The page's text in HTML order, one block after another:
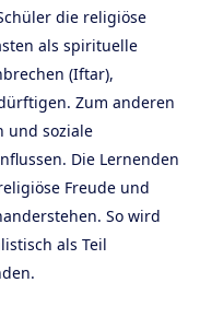
die religiöse
als spirituelle
(Iftar),
Zum anderen
und soziale
Die Lernenden
Freude und
So wird
als Teil